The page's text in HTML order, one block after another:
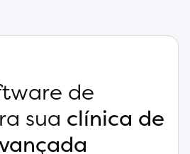
de
sua clínica de